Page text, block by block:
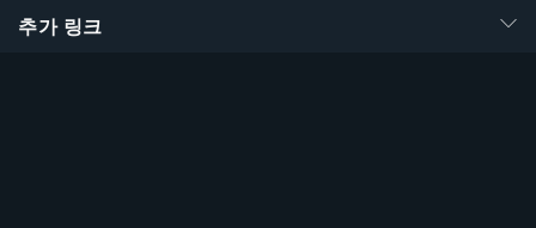
추가 링크